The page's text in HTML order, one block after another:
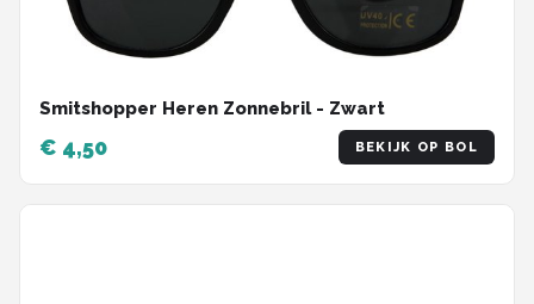
Smitshopper Heren Zonnebril - Zwart
€ 4,50 BEKIJK OP BOL